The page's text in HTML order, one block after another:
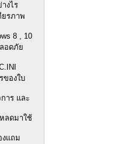
งไร
ยรภาพ
8 , 10
อดภัย
ของใบ
าร และ
ลดมาใช้
งแถม